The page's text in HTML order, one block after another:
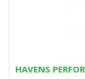
HAVENS